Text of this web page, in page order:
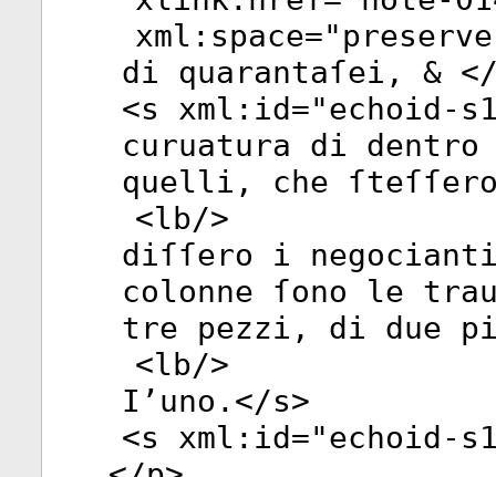
xml:space="preserve
di quarantaſei, &
<s xml:id="echoid-
curuatura di
quelli, che
<lb/>
diſſero i
colonne ſono le
tre pezzi, di due
<lb/>
I’uno.</s>
<s xml:id="echoid-